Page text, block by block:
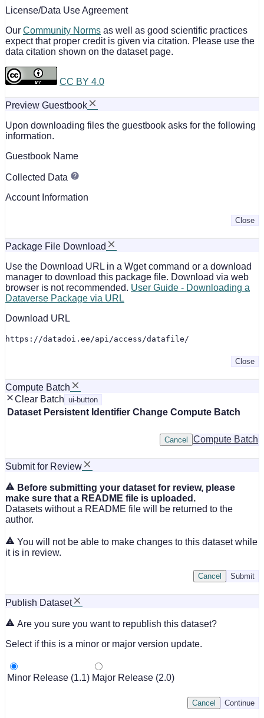
License/Data Use Agreement
Our Community Norms as well as good scientific practices
expect that proper credit is given via citation. Please use the
data citation shown on the dataset page.
CC BY 4.0
Preview Guestbook
Upon downloading files the guestbook asks for the following
information.
Guestbook Name
Collected Data
Account Information
Close
Package File Download
Use the Download URL in a Wget command or a download
manager to download this package file. Download via web
browser is not recommended. User Guide - Downloading a
Dataverse Package via URL
Download URL
https://datadoi.ee/api/access/datafile/
Close
Compute Batch
Clear Batch ui-button
Dataset Persistent Identifier Change Compute Batch
Compute Batch
Cancel
Submit for Review
Before submitting your dataset for review, please
make sure that a README file is uploaded.
Datasets without a README file will be returned to the
author.
You will not be able to make changes to this dataset while
it is in review.
Submit
Cancel
Publish Dataset
Are you sure you want to republish this dataset?
Select if this is a minor or major version update.
Minor Release (1.1) Major Release (2.0)
Continue
Cancel